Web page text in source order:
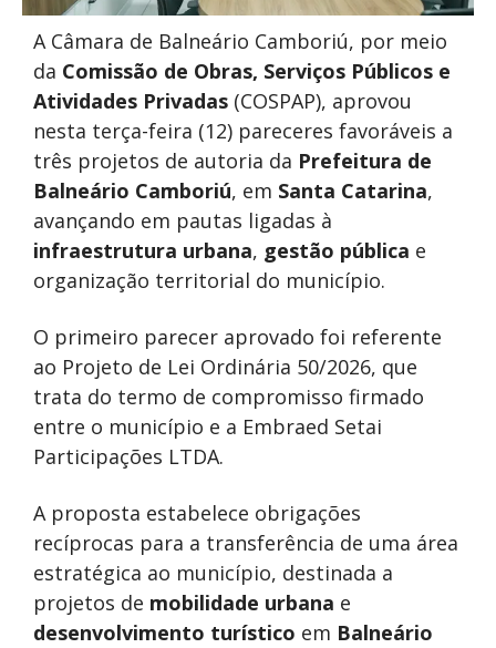
A Câmara de Balneário Camboriú, por meio
da Comissão de Obras, Serviços Públicos e
Atividades Privadas (COSPAP), aprovou
nesta terça-feira (12) pareceres favoráveis a
três projetos de autoria da Prefeitura de
Balneário Camboriú, em Santa Catarina,
avançando em pautas ligadas à
infraestrutura urbana, gestão pública e
organização territorial do município.
O primeiro parecer aprovado foi referente
ao Projeto de Lei Ordinária 50/2026, que
trata do termo de compromisso firmado
entre o município e a Embraed Setai
Participações LTDA.
A proposta estabelece obrigações
recíprocas para a transferência de uma área
estratégica ao município, destinada a
projetos de mobilidade urbana e
desenvolvimento turístico em Balneário